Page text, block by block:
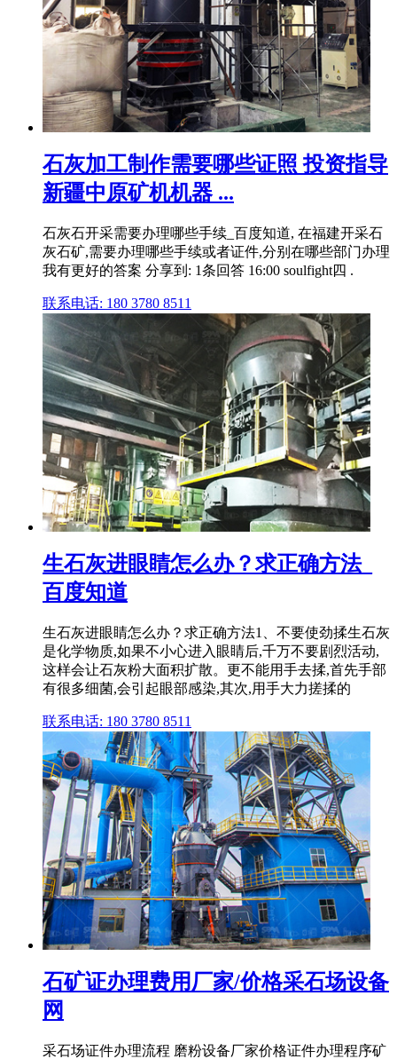
石灰加工制作需要哪些证照 投资指导
新疆中原矿机机器 ...
石灰石开采需要办理哪些手续_百度知道, 在福建开采石
灰石矿,需要办理哪些手续或者证件,分别在哪些部门办理
我有更好的答案 分享到: 1条回答 16:00 soulfight四 .
联系电话: 180 3780 8511
生石灰进眼睛怎么办？求正确方法_
百度知道
生石灰进眼睛怎么办？求正确方法1、不要使劲揉生石灰
是化学物质,如果不小心进入眼睛后,千万不要剧烈活动,
这样会让石灰粉大面积扩散。更不能用手去揉,首先手部
有很多细菌,会引起眼部感染,其次,用手大力搓揉的
联系电话: 180 3780 8511
石矿证办理费用厂家/价格采石场设备
网
采石场证件办理流程 磨粉设备厂家价格证件办理程序矿